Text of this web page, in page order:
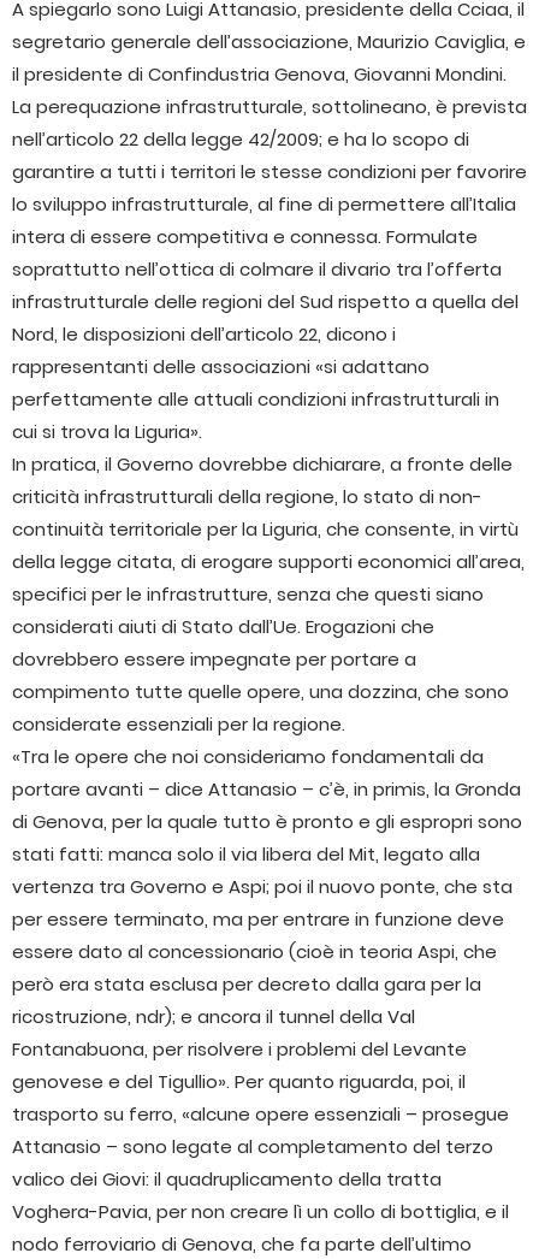
A spiegarlo sono Luigi Attanasio, presidente della Cciaa, il
segretario generale dell’associazione, Maurizio Caviglia, e
il presidente di Confindustria Genova, Giovanni Mondini.
La perequazione infrastrutturale, sottolineano, è prevista
nell’articolo 22 della legge 42/2009; e ha lo scopo di
garantire a tutti i territori le stesse condizioni per favorire
lo sviluppo infrastrutturale, al fine di permettere all’Italia
intera di essere competitiva e connessa. Formulate
soprattutto nell’ottica di colmare il divario tra l’offerta
infrastrutturale delle regioni del Sud rispetto a quella del
Nord, le disposizioni dell’articolo 22, dicono i
rappresentanti delle associazioni «si adattano
perfettamente alle attuali condizioni infrastrutturali in
cui si trova la Liguria».
In pratica, il Governo dovrebbe dichiarare, a fronte delle
criticità infrastrutturali della regione, lo stato di non-
continuità territoriale per la Liguria, che consente, in virtù
della legge citata, di erogare supporti economici all’area,
specifici per le infrastrutture, senza che questi siano
considerati aiuti di Stato dall’Ue. Erogazioni che
dovrebbero essere impegnate per portare a
compimento tutte quelle opere, una dozzina, che sono
considerate essenziali per la regione.
«Tra le opere che noi consideriamo fondamentali da
portare avanti – dice Attanasio – c’è, in primis, la Gronda
di Genova, per la quale tutto è pronto e gli espropri sono
stati fatti: manca solo il via libera del Mit, legato alla
vertenza tra Governo e Aspi; poi il nuovo ponte, che sta
per essere terminato, ma per entrare in funzione deve
essere dato al concessionario (cioè in teoria Aspi, che
però era stata esclusa per decreto dalla gara per la
ricostruzione, ndr); e ancora il tunnel della Val
Fontanabuona, per risolvere i problemi del Levante
genovese e del Tigullio». Per quanto riguarda, poi, il
trasporto su ferro, «alcune opere essenziali – prosegue
Attanasio – sono legate al completamento del terzo
valico dei Giovi: il quadruplicamento della tratta
Voghera-Pavia, per non creare lì un collo di bottiglia, e il
nodo ferroviario di Genova, che fa parte dell’ultimo